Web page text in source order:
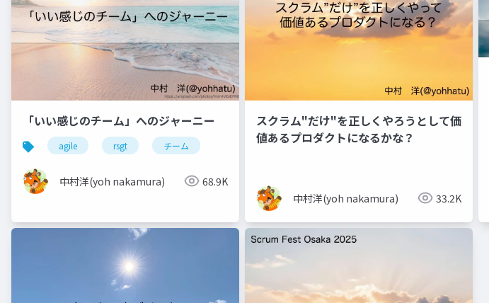
「いい感じのチーム」へのジャーニー
agile rsgt チーム
中村洋(yoh nakamura) 68.9K
スクラム"だけ"を正しくやろうとして価
値あるプロダクトになるかな？
中村洋(yoh nakamura) 33.2K